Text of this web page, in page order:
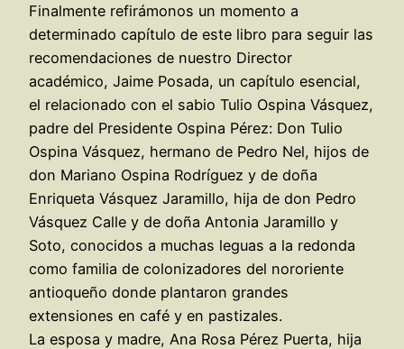
Finalmente refirámonos un momento a
determinado capítulo de este libro para seguir las
recomendaciones de nuestro Director
académico, Jaime Posada, un capítulo esencial,
el relacionado con el sabio Tulio Ospina Vásquez,
padre del Presidente Ospina Pérez: Don Tulio
Ospina Vásquez, hermano de Pedro Nel, hijos de
don Mariano Ospina Rodríguez y de doña
Enriqueta Vásquez Jaramillo, hija de don Pedro
Vásquez Calle y de doña Antonia Jaramillo y
Soto, conocidos a muchas leguas a la redonda
como familia de colonizadores del nororiente
antioqueño donde plantaron grandes
extensiones en café y en pastizales.
La esposa y madre, Ana Rosa Pérez Puerta, hija